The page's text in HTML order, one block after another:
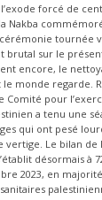
forcé de
Nakba
cérémonie tournée
brutal sur le
encore, le
le monde regarde.
Comité pour
a tenu une
qui ont pesé
Le bilan de
désormais à
2023, en